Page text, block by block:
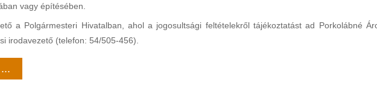
vagy építésében.
a Polgármesteri Hivatalban, ahol a jogosultsági feltételekről tájékoztatást ad Porkolábné
irodavezető (telefon: 54/505-456).